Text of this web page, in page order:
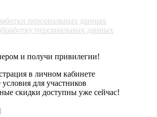
персональных данных
персональных данных
и получи привилегии!
в личном кабинете
для участников
скидки доступны уже сейчас!